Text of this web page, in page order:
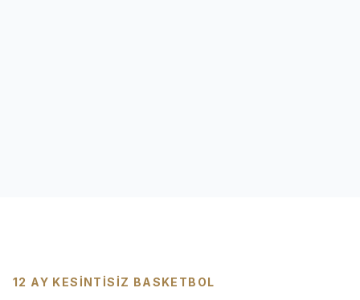
12 AY KESİNTİSİZ BASKETBOL